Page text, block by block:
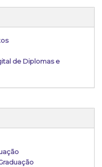
de Diplomas e